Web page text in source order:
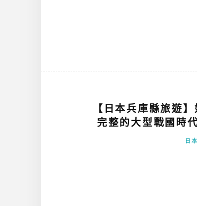
【日本兵庫縣旅遊
完整的大型戰國時
日